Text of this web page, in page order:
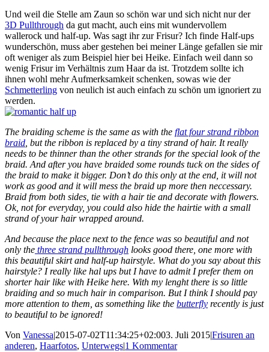
Und weil die Stelle am Zaun so schön war und sich nicht nur der
3D Pullthrough da gut macht, auch eins mit wundervollem
wallerock und half-up. Was sagt ihr zur Frisur? Ich finde Half-ups
wunderschön, muss aber gestehen bei meiner Länge gefallen sie mir
oft weniger als zum Beispiel hier bei Heike. Einfach weil dann so
wenig Frisur im Verhältnis zum Haar da ist. Trotzdem sollte ich
ihnen wohl mehr Aufmerksamkeit schenken, sowas wie der
Schmetterling von neulich ist auch einfach zu schön um ignoriert zu
werden.
The braiding scheme is the same as with the flat four strand ribbon
braid, but the ribbon is replaced by a tiny strand of hair. It really
needs to be thinner than the other strands for the special look of the
braid. And after you have braided some rounds tuck on the sides of
the braid to make it bigger. Don’t do this only at the end, it will not
work as good and it will mess the braid up more then neccessary.
Braid from both sides, tie with a hair tie and decorate with flowers.
Ok, not for everyday, you could also hide the hairtie with a small
strand of your hair wrapped around.
And because the place next to the fence was so beautiful and not
only the three strand pullthrough looks good there, one more with
this beautiful skirt and half-up hairstyle. What do you say about this
hairstyle? I really like hal ups but I have to admit I prefer them on
shorter hair like with Heike here. With my lenght there is so little
braiding and so much hair in comparison. But I think I should pay
more attention to them, as something like the butterfly recently is just
to beautiful to be ignored!
Von Vanessa|2015-07-02T11:34:25+02:003. Juli 2015|Frisuren an
anderen, Haarfotos, Unterwegs|1 Kommentar